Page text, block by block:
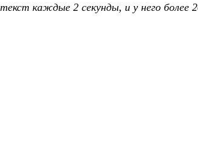
каждые 2 секунды, и у него более